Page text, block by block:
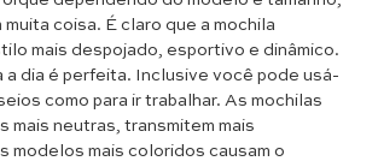
coisa. É claro que a mochila
mais despojado, esportivo e dinâmico.
a dia é perfeita. Inclusive você pode usá-
como para ir trabalhar. As mochilas
mais neutras, transmitem mais
modelos mais coloridos causam o